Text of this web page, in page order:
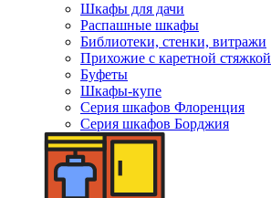
Шкафы для дачи
Распашные шкафы
Библиотеки, стенки, витражи
Прихожие с каретной стяжкой
Буфеты
Шкафы-купе
Серия шкафов Флоренция
Серия шкафов Борджия